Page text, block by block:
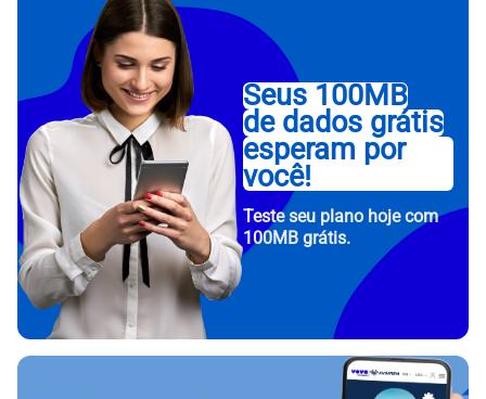
Seus 100MB
de dados grátis
esperam por
você!
Teste seu plano hoje com
100MB grátis.